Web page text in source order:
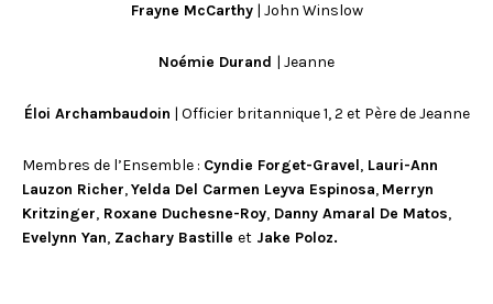
Frayne McCarthy| John Winslow
Noémie Durand | Jeanne
Éloi Archambaudoin | Officier britannique 1, 2 et Père de Jeanne
Membres de l’Ensemble : Cyndie Forget-Gravel, Lauri-Ann
Lauzon Richer,Yelda Del Carmen Leyva Espinosa, Merryn
Kritzinger, Roxane Duchesne-Roy, Danny Amaral De Matos,
Evelynn Yan, Zachary Bastille et Jake Poloz.